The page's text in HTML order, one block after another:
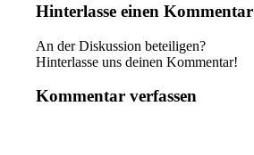
Hinterlasse einen Kommentar
An der Diskussion beteiligen?
Hinterlasse uns deinen Kommentar!
Kommentar verfassen